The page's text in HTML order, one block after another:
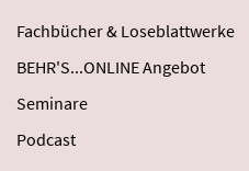
Fachbücher & Loseblattwerke
BEHR'S...ONLINE Angebot
Seminare
Podcast